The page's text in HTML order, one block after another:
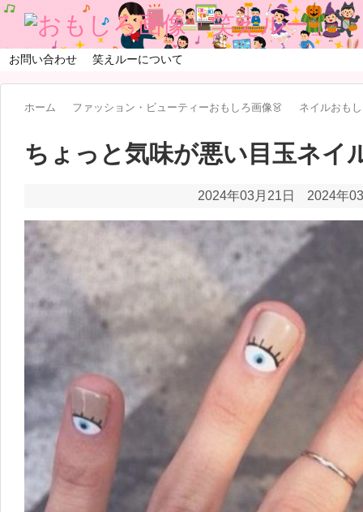
お問い合わせ 笑えルーについて
ホーム ファッション・ビューティーおもしろ画像👗 ネイルおも
ちょっと気味が悪い目玉ネイ
2024年03月21日 2024年